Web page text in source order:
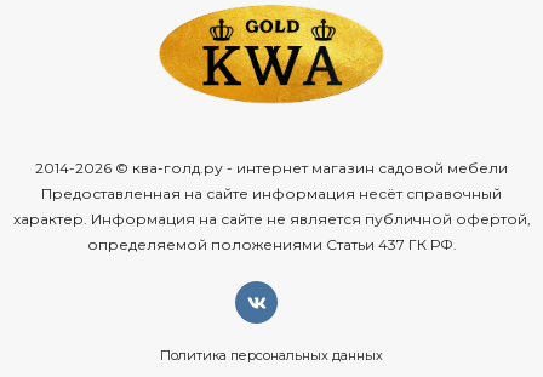
2014-2026 © ква-голд.ру - интернет магазин садовой мебели
Предоставленная на сайте информация несёт справочный
характер. Информация на сайте не является публичной офертой,
определяемой положениями Статьи 437 ГК РФ.
Политика персональных данных